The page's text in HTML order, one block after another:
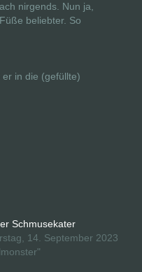
nirgends. Nun ja,
beliebter. So
in die (gefüllte)
Schmusekater
14. September 2023